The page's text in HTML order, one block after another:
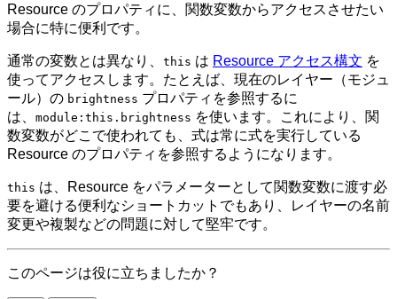
Resource のプロパティに、関数変数からアクセスさせたい
場合に特に便利です。
通常の変数とは異なり、 this は Resource アクセス構文 を
使ってアクセスします。たとえば、現在のレイヤー（モジュ
ール）の brightness プロパティを参照するに
は、 module:this.brightness を使います。これにより、関
数変数がどこで使われても、式は常に式を実行している
Resource のプロパティを参照するようになります。
this は、Resource をパラメーターとして関数変数に渡す必
要を避ける便利なショートカットでもあり、レイヤーの名前
変更や複製などの問題に対して堅牢です。
このページは役に立ちましたか？